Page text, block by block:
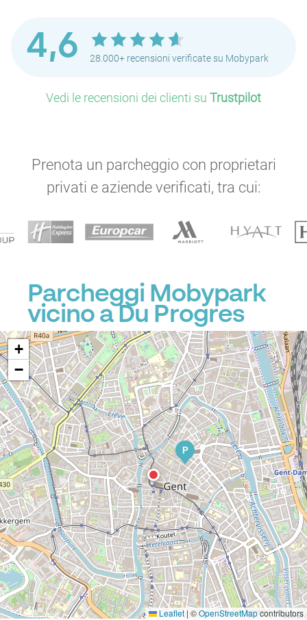
4,6 28.000+ recensioni verificate su Mobypark
Vedi le recensioni dei clienti su Trustpilot
Prenota un parcheggio con proprietari
privati e aziende verificati, tra cui:
Parcheggi Mobypark
vicino a Du Progres
P
P
+
−
Leaflet | ©OpenStreetMapcontributors